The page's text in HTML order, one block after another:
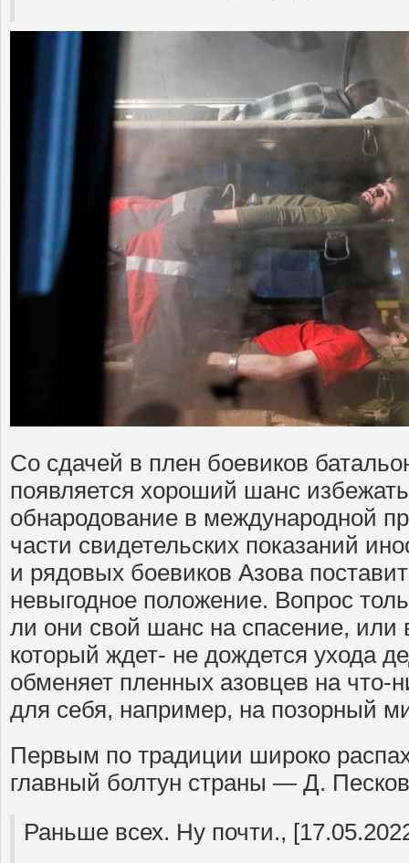
Со сдачей в плен боевиков
появляется хороший шанс
обнародование в международной
части свидетельских показаний
и рядовых боевиков Азова
невыгодное положение. Вопрос
ли они свой шанс на спасение, или
который ждет- не дождется ухода
обменяет пленных азовцев на что-
для себя, например, на позорный
Первым по традиции широко
главный болтун страны — Д.
Раньше всех. Ну почти.,